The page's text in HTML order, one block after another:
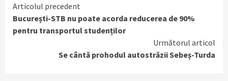
Continue
Reading
Articolul precedent
București-STB nu poate acorda reducerea de 90%
pentru transportul studenților
Următorul articol
Se cântă prohodul autostrăzii Sebeș-Turda